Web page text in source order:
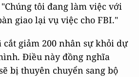
"Chúng tôi đang làm việc với
giao lại vụ việc cho FBI."
cắt giảm 200 nhân sự khỏi dự
Điều này đồng nghĩa
bị thuyên chuyển sang bộ